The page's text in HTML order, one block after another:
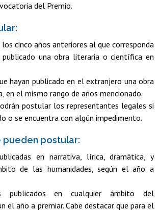
del Premio.
cinco años anteriores al que corresponda
publicado una obra literaria o científica en
hayan publicado en el extranjero una obra
en el mismo rango de años mencionado.
postular los representantes legales si
o se encuentra con algún impedimento.
pueden postular:
en narrativa, lírica, dramática, y
de las humanidades, según el año a
publicados en cualquier ámbito del
el año a premiar. Cabe destacar que para el